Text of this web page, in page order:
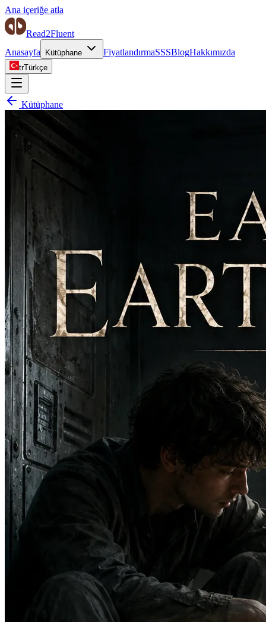
Ana içeriğe atla
Read2Fluent
Anasayfa
Kütüphane FiyatlandırmaSSSBlogHakkımızda
trTürkçe
Kütüphane